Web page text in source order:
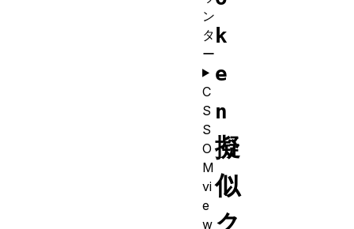
k
e
n
擬
似
ン
タ
ー
C
S
S
O
M
vi
e
w